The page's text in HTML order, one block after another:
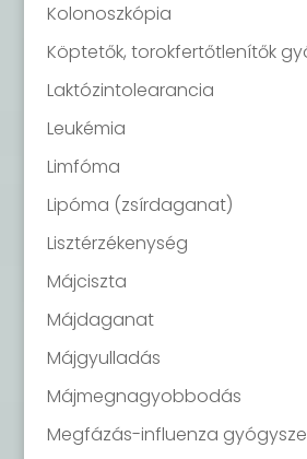
Kolonoszkópia
Köptetők, torokfertőtlenítők
Laktózintolearancia
Leukémia
Limfóma
Lipóma (zsírdaganat)
Lisztérzékenység
Májciszta
Májdaganat
Májgyulladás
Májmegnagyobbodás
Megfázás-influenza